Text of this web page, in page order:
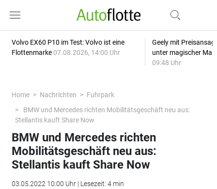
Volvo EX60 P10 im Test: Volvo ist eine
Flottenmarke 07.08.2026, 14:00 Uhr
Geely mit
unter magischer
09:48 Uhr
Home Nachrichten
Fuhrpark
BMW und Mercedes richten Mobilitätsgeschäft neu aus:
Stellantis kauft Share Now
BMW und Mercedes richten
Mobilitätsgeschäft neu aus:
Stellantis kauft Share Now
03.05.2022 10:00 Uhr | Lesezeit: 4 min